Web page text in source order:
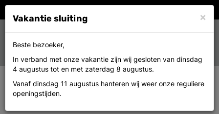
Toggle
navigation
MENU
CATEGORIEËN
×
Vakantie sluiting
Beste bezoeker,
In verband met onze vakantie zijn wij gesloten van dinsdag
4 augustus tot en met zaterdag 8 augustus.
Vanaf dinsdag 11 augustus hanteren wij weer onze reguliere
openingstijden.